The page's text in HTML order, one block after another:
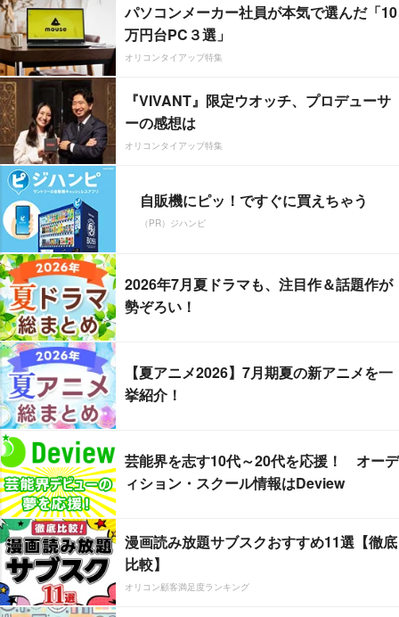
パソコンメーカー社員が本気で選んだ「10
万円台PC３選」
オリコンタイアップ特集
『VIVANT』限定ウオッチ、プロデューサ
ーの感想は
オリコンタイアップ特集
自販機にピッ！ですぐに買えちゃう
（PR）ジハンピ
2026年7月夏ドラマも、注目作＆話題作が
勢ぞろい！
【夏アニメ2026】7月期夏の新アニメを一
挙紹介！
芸能界を志す10代～20代を応援！ オーデ
ィション・スクール情報はDeview
漫画読み放題サブスクおすすめ11選【徹底
比較】
オリコン顧客満足度ランキング